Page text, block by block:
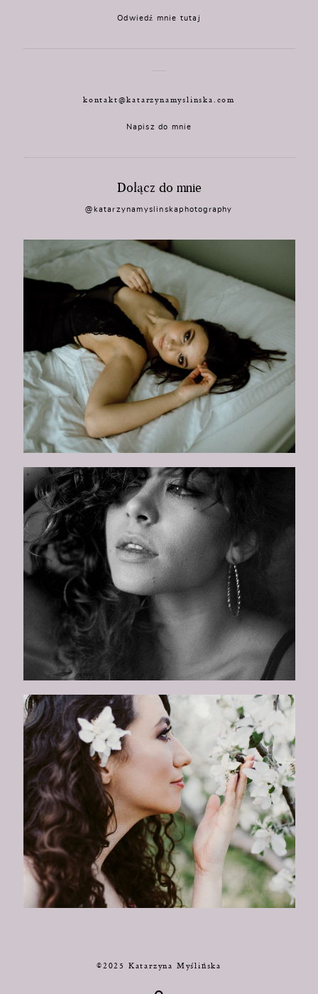
Odwiedź mnie tutaj
kontakt@katarzynamyslinska.com
Napisz do mnie
Dołącz do mnie
@katarzynamyslinskaphotography
©2025 Katarzyna Myślińska